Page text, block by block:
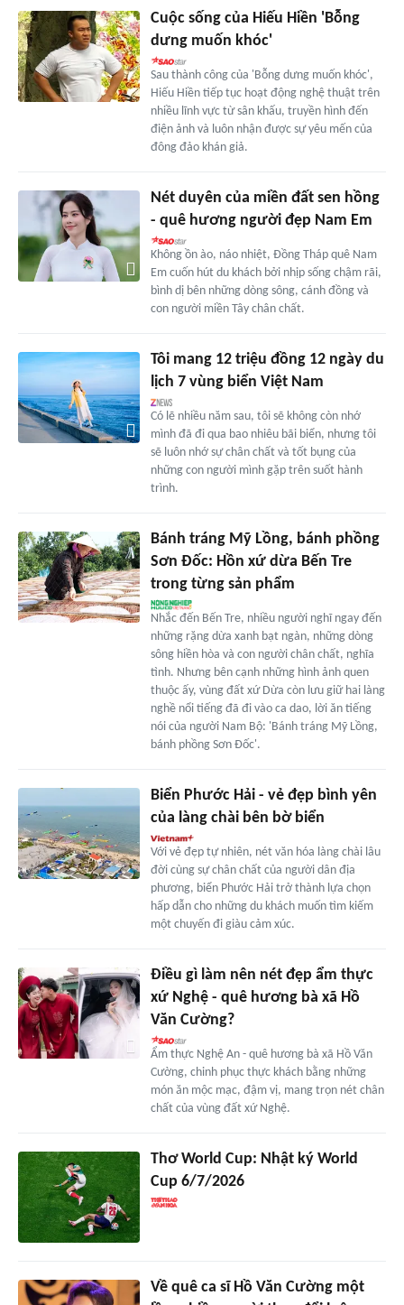
Cuộc sống của Hiếu Hiền 'Bỗng
dưng muốn khóc'
Sau thành công của 'Bỗng dưng muốn khóc',
Hiếu Hiền tiếp tục hoạt động nghệ thuật trên
nhiều lĩnh vực từ sân khấu, truyền hình đến
điện ảnh và luôn nhận được sự yêu mến của
đông đảo khán giả.
Nét duyên của miền đất sen hồng
- quê hương người đẹp Nam Em
Không ồn ào, náo nhiệt, Đồng Tháp quê Nam
Em cuốn hút du khách bởi nhịp sống chậm rãi,
bình dị bên những dòng sông, cánh đồng và
con người miền Tây chân chất.
Tôi mang 12 triệu đồng 12 ngày du
lịch 7 vùng biển Việt Nam
Có lẽ nhiều năm sau, tôi sẽ không còn nhớ
mình đã đi qua bao nhiêu bãi biển, nhưng tôi
sẽ luôn nhớ sự chân chất và tốt bụng của
những con người mình gặp trên suốt hành
trình.
Bánh tráng Mỹ Lồng, bánh phồng
Sơn Đốc: Hồn xứ dừa Bến Tre
trong từng sản phẩm
Nhắc đến Bến Tre, nhiều người nghĩ ngay đến
những rặng dừa xanh bạt ngàn, những dòng
sông hiền hòa và con người chân chất, nghĩa
tình. Nhưng bên cạnh những hình ảnh quen
thuộc ấy, vùng đất xứ Dừa còn lưu giữ hai làng
nghề nổi tiếng đã đi vào ca dao, lời ăn tiếng
nói của người Nam Bộ: 'Bánh tráng Mỹ Lồng,
bánh phồng Sơn Đốc'.
Biển Phước Hải - vẻ đẹp bình yên
của làng chài bên bờ biển
Với vẻ đẹp tự nhiên, nét văn hóa làng chài lâu
đời cùng sự chân chất của người dân địa
phương, biển Phước Hải trở thành lựa chọn
hấp dẫn cho những du khách muốn tìm kiếm
một chuyến đi giàu cảm xúc.
Điều gì làm nên nét đẹp ẩm thực
xứ Nghệ - quê hương bà xã Hồ
Văn Cường?
Ẩm thực Nghệ An - quê hương bà xã Hồ Văn
Cường, chinh phục thực khách bằng những
món ăn mộc mạc, đậm vị, mang trọn nét chân
chất của vùng đất xứ Nghệ.
Thơ World Cup: Nhật ký World
Cup 6/7/2026
Về quê ca sĩ Hồ Văn Cường một